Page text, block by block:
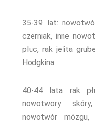
35-39 lat:
czerniak, inne
płuc, rak jelita
Hodgkina.
40-44 lata: rak
nowotwory
nowotwór